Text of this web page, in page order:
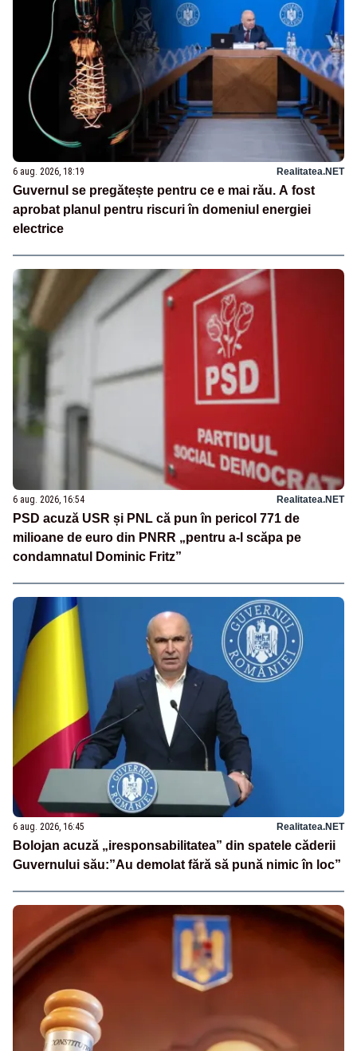
6 aug. 2026, 18:19 Realitatea.NET
Guvernul se pregătește pentru ce e mai rău. A fost
aprobat planul pentru riscuri în domeniul energiei
electrice
6 aug. 2026, 16:54 Realitatea.NET
PSD acuză USR și PNL că pun în pericol 771 de
milioane de euro din PNRR „pentru a-l scăpa pe
condamnatul Dominic Fritz”
6 aug. 2026, 16:45 Realitatea.NET
Bolojan acuză „iresponsabilitatea” din spatele căderii
Guvernului său:”Au demolat fără să pună nimic în loc”